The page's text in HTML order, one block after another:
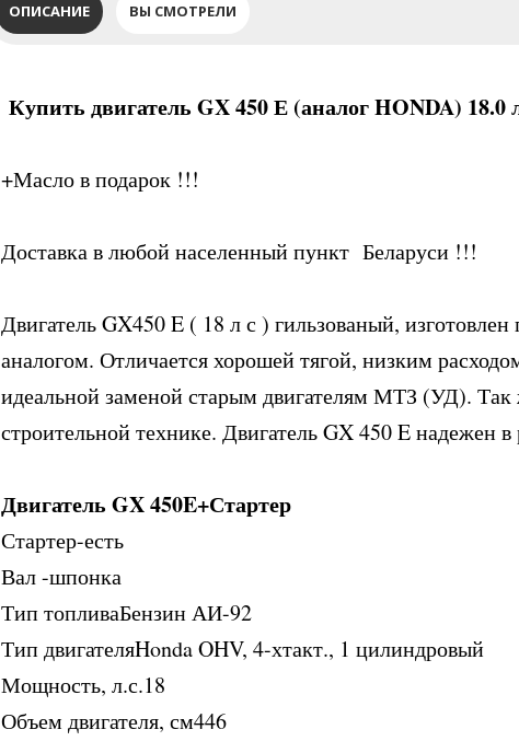
ОПИСАНИЕ ВЫ СМОТРЕЛИ
Купить двигатель GX 450 Е (аналог HONDA)
+Масло в подарок !!!
Доставка в любой населенный пункт Беларуси !!!
Двигатель GX450 E ( 18 л с ) гильзованый,
аналогом. Отличается хорошей тягой, низким
идеальной заменой старым двигателям МТЗ (УД). Так
строительной технике. Двигатель GX 450 E надежен
Двигатель GX 450E+Стартер
Стартер-есть
Вал -шпонка
Тип топливаБензин АИ-92
Тип двигателяHonda OHV, 4-хтакт., 1 цилиндровый
Мощность, л.с.18
Объем двигателя, см446